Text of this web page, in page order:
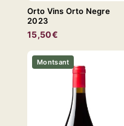
Orto Vins Orto Negre
2023
15,50€
Montsant